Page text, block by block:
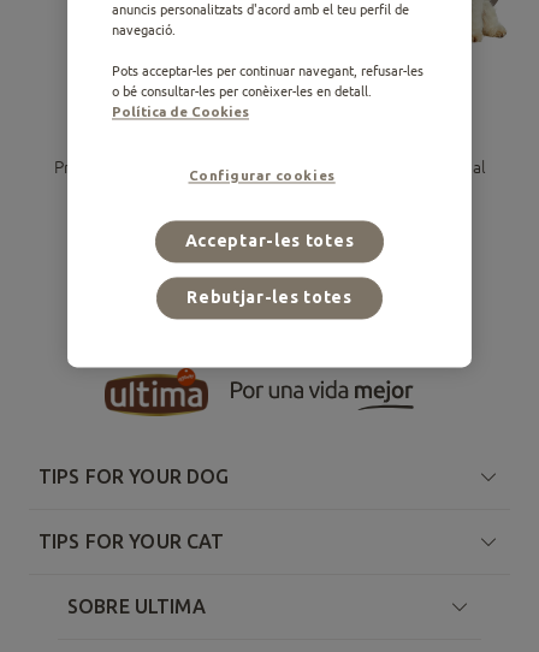
Prova a seleccionar altres opcions de filtratge o accedeix al
contingut a través d'aquestes suggerències.
Gos Gat Veure tots el consells
TIPS FOR YOUR DOG
TIPS FOR YOUR CAT
SOBRE ULTIMA
anuncis personalitzats d'acord amb el teu perfil de
navegació.
Pots acceptar-les per continuar navegant, refusar-les
o bé consultar-les per conèixer-les en detall.
Política de Cookies
Configurar cookies
Rebutjar-les totes
Acceptar-les totes